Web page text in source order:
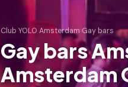
Club YOLO Amsterdam›Gay bars
Gay bars
Amsterdam